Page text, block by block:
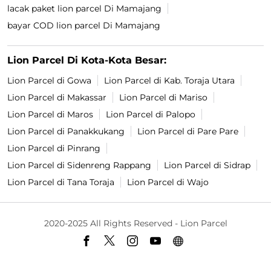
lacak paket lion parcel Di Mamajang
bayar COD lion parcel Di Mamajang
Lion Parcel Di Kota-Kota Besar:
Lion Parcel di Gowa
Lion Parcel di Kab. Toraja Utara
Lion Parcel di Makassar
Lion Parcel di Mariso
Lion Parcel di Maros
Lion Parcel di Palopo
Lion Parcel di Panakkukang
Lion Parcel di Pare Pare
Lion Parcel di Pinrang
Lion Parcel di Sidenreng Rappang
Lion Parcel di Sidrap
Lion Parcel di Tana Toraja
Lion Parcel di Wajo
2020-2025 All Rights Reserved - Lion Parcel